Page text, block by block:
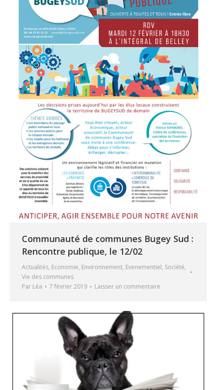
Communauté de communes Bugey Sud :
Rencontre publique, le 12/02
Actualités, Economie, Environnement, Evenementiel, Société,
Vie des communes
Par Léa 7 février 2019 Laisser un commentaire